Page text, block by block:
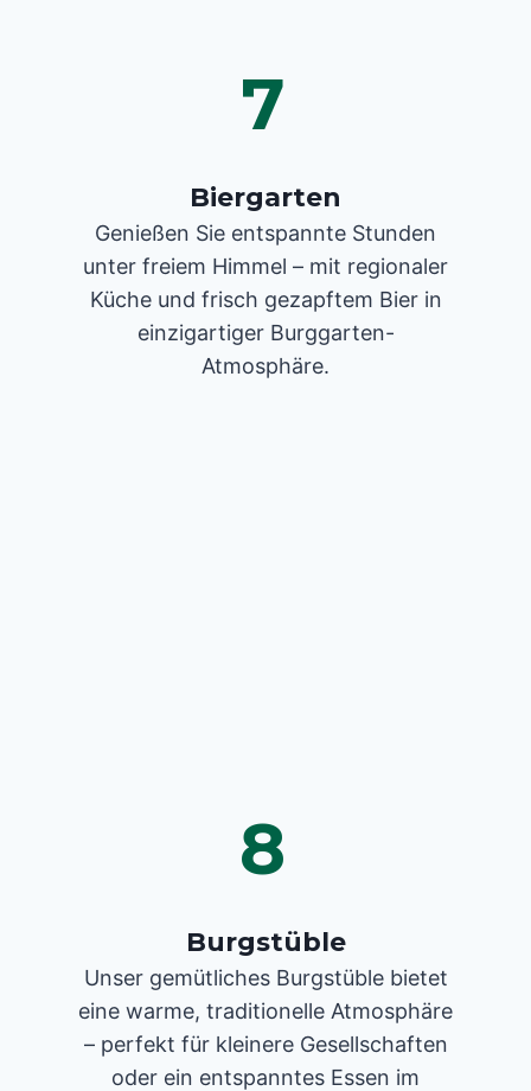
7
Biergarten
Genießen Sie entspannte Stunden
unter freiem Himmel – mit regionaler
Küche und frisch gezapftem Bier in
einzigartiger Burggarten-
Atmosphäre.
8
Burgstüble
Unser gemütliches Burgstüble bietet
eine warme, traditionelle Atmosphäre
– perfekt für kleinere Gesellschaften
oder ein entspanntes Essen im